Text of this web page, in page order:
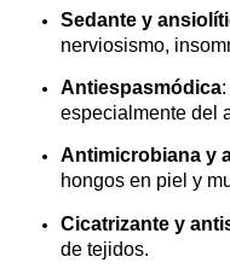
Sedante y
nerviosismo,
Antiespasmódica
especialmente del
Antimicrobiana y
hongos en piel y
Cicatrizante y
de tejidos.